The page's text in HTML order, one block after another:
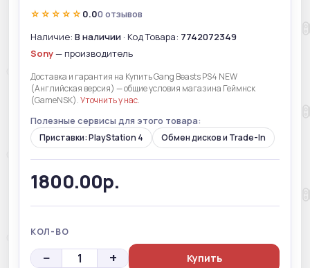
☆☆☆☆☆ 0.00 отзывов
Наличие: В наличии · Код Товара: 7742072349
Sony— производитель
Доставка и гарантия на Купить Gang Beasts PS4 NEW
(Английская версия) — общие условия магазина Геймнск
(GameNSK).Уточнить у нас.
Полезные сервисы для этого товара:
Приставки: PlayStation 4 Обмен дисков и Trade-In
1800.00р.
КОЛ-ВО
− + Купить